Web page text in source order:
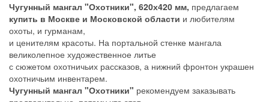
Чугунный мангал "Охотники", 620х420 мм, предлагаем
купить в Москве и Московской области и любителям
охоты, и гурманам,
и ценителям красоты. На портальной стенке мангала
великолепное художественное литье
с сюжетом охотничьих рассказов, а нижний фронтон украшен
охотничьим инвентарем.
Чугунный мангал "Охотники" рекомендуем заказывать